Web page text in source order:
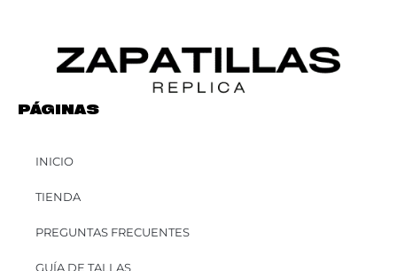
PÁGINAS
INICIO
TIENDA
PREGUNTAS FRECUENTES
GUÍA DE TALLAS